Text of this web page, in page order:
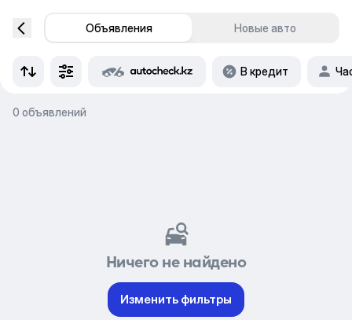
Объявления Новые авто
В кредит
0 объявлений
Ничего не найдено
Изменить фильтры